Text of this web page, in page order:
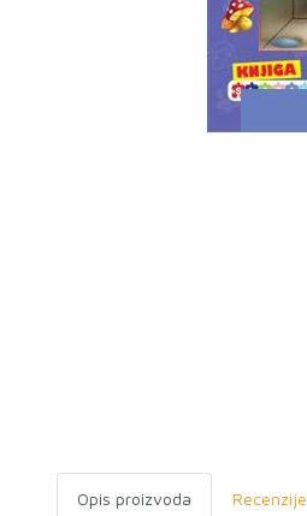
Opis proizvoda Recenzije